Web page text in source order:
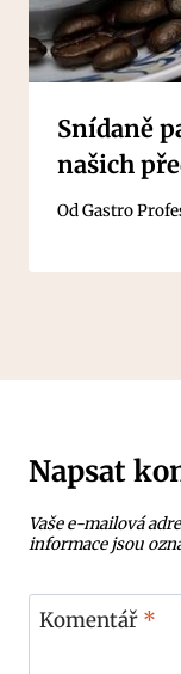
Snídaně
našich
OdGastro
Napsat
Vaše e-mailová
informace jsou
Komentář *